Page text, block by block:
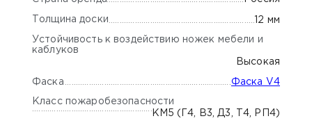
Толщина доски 12 мм
Устойчивость к воздействию ножек мебели и
каблуков
Высокая
Фаска Фаска V4
Класс пожаробезопасности
КМ5 (Г4, В3, Д3, Т4, РП4)